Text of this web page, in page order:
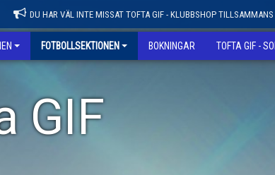
DU HAR VÄL INTE MISSAT TOFTA GIF - KLUBBSHOP
FOTBOLLSEKTIONEN BOKNINGAR TOFTA GIF -
GIF